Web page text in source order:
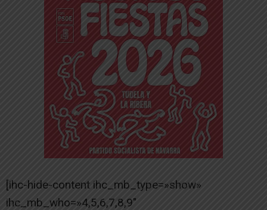
[ihc-hide-content ihc_mb_type=»show»
ihc_mb_who=»4,5,6,7,8,9″